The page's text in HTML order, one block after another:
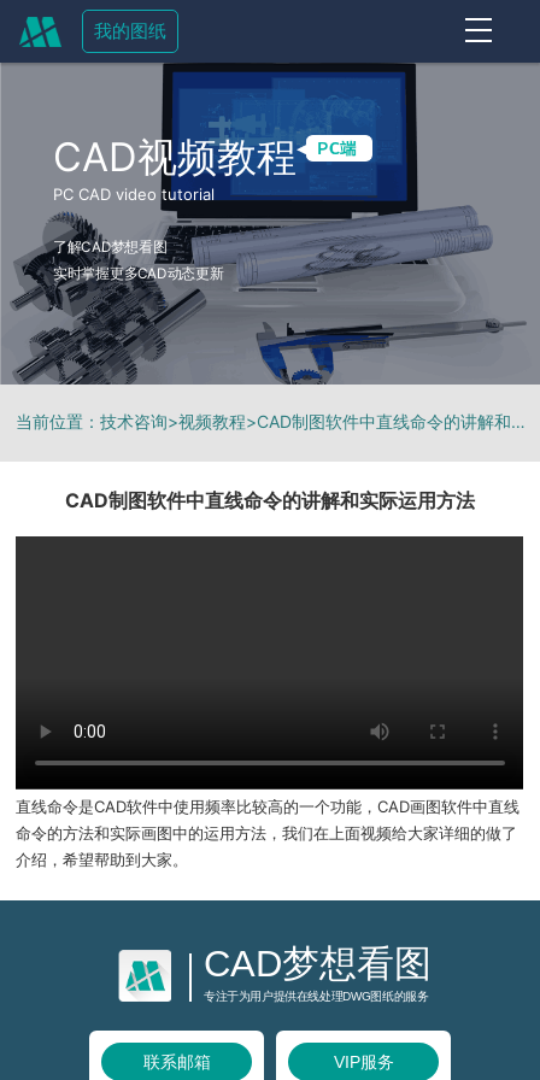
我的图纸
CAD视频教程
PC CAD video tutorial
了解CAD梦想看图
实时掌握更多CAD动态更新
当前位置：技术咨询>视频教程>CAD制图软件中直线命令的讲解和实际运用方法
CAD制图软件中直线命令的讲解和实际运用方法
直线命令是CAD软件中使用频率比较高的一个功能，CAD画图软件中直线
命令的方法和实际画图中的运用方法，我们在上面视频给大家详细的做了
介绍，希望帮助到大家。
CAD梦想看图
专注于为用户提供在线处理DWG图纸的服务
联系邮箱 VIP服务